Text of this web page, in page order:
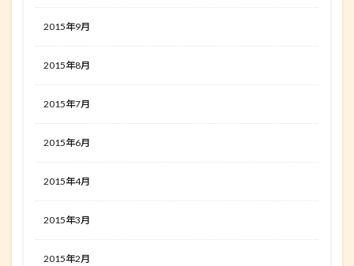
2015年9月
2015年8月
2015年7月
2015年6月
2015年4月
2015年3月
2015年2月